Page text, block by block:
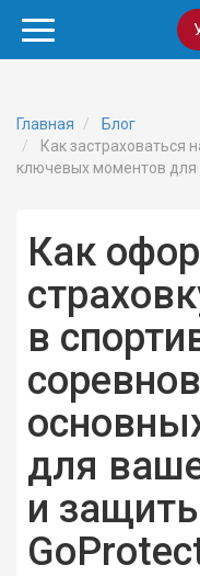
Главная
Блог
Как застраховаться
ключевых моментов для
Как
в
для
и